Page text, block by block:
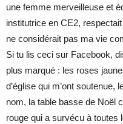
une femme merveilleuse et
institutrice en CE2,
ne considérait pas ma vie
Si tu lis ceci sur Facebook,
plus marqué : les roses
d’église qui m’ont
nom, la table basse de Noël
rouge qui a survécu à toutes